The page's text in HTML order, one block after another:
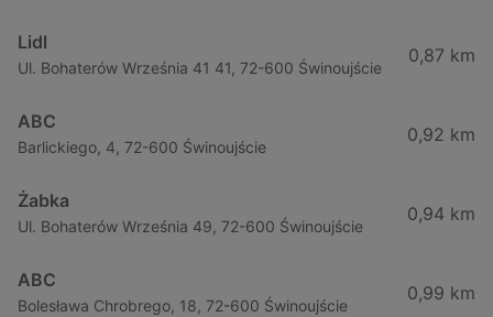
Lidl
Ul. Bohaterów Września 41 41, 72-600 Świnoujście
0,87 km
ABC
Barlickiego, 4, 72-600 Świnoujście
0,92 km
Żabka
Ul. Bohaterów Września 49, 72-600 Świnoujście
0,94 km
ABC
Bolesława Chrobrego, 18, 72-600 Świnoujście
0,99 km